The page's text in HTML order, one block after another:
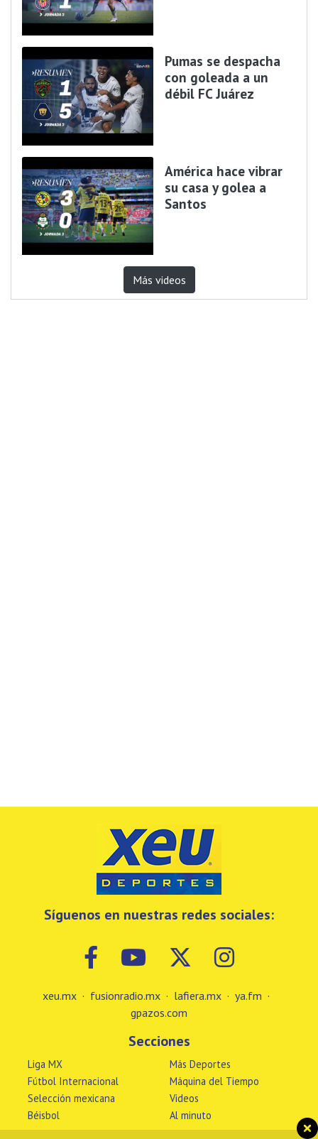
Pumas se despacha
con goleada a un
débil FC Juárez
América hace vibrar
su casa y golea a
Santos
Más videos
Síguenos en nuestras redes sociales:
xeu.mx · fusionradio.mx · lafiera.mx · ya.fm ·
gpazos.com
Secciones
Liga MX
Fútbol Internacional
Selección mexicana
Béisbol
Más Deportes
Máquina del Tiempo
Videos
Al minuto